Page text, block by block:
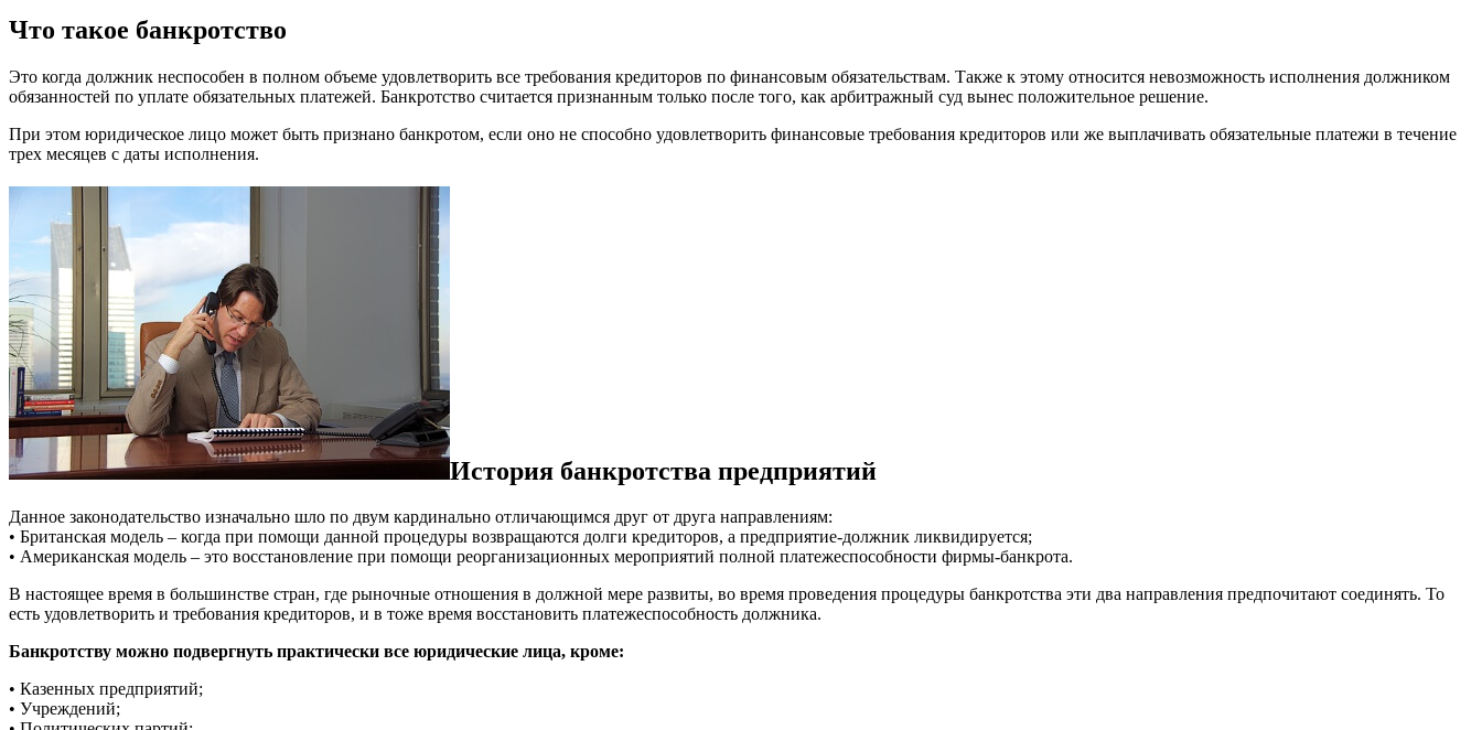
Что такое банкротство
Это когда должник неспособен в полном объеме удовлетворить все требования кредиторов по финансовым обязательствам. Также к этому относится невозможность исполнения должником
обязанностей по уплате обязательных платежей. Банкротство считается признанным только после того, как арбитражный суд вынес положительное решение.
При этом юридическое лицо может быть признано банкротом, если оно не способно удовлетворить финансовые требования кредиторов или же выплачивать обязательные платежи в течение
трех месяцев с даты исполнения.
История банкротства предприятий
Данное законодательство изначально шло по двум кардинально отличающимся друг от друга направлениям:
• Британская модель – когда при помощи данной процедуры возвращаются долги кредиторов, а предприятие-должник ликвидируется;
• Американская модель – это восстановление при помощи реорганизационных мероприятий полной платежеспособности фирмы-банкрота.
В настоящее время в большинстве стран, где рыночные отношения в должной мере развиты, во время проведения процедуры банкротства эти два направления предпочитают соединять. То
есть удовлетворить и требования кредиторов, и в тоже время восстановить платежеспособность должника.
Банкротству можно подвергнуть практически все юридические лица, кроме:
• Казенных предприятий;
• Учреждений;